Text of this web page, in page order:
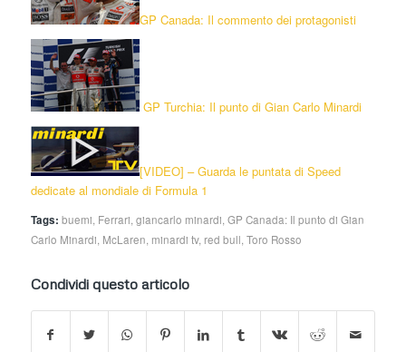
GP Canada: Il commento dei protagonisti
GP Turchia: Il punto di Gian Carlo Minardi
[VIDEO] – Guarda le puntata di Speed
dedicate al mondiale di Formula 1
Tags: buemi, Ferrari,giancarlo minardi,GP Canada: Il punto di Gian
Carlo Minardi, McLaren, minardi tv, red bull,Toro Rosso
Condividi questo articolo